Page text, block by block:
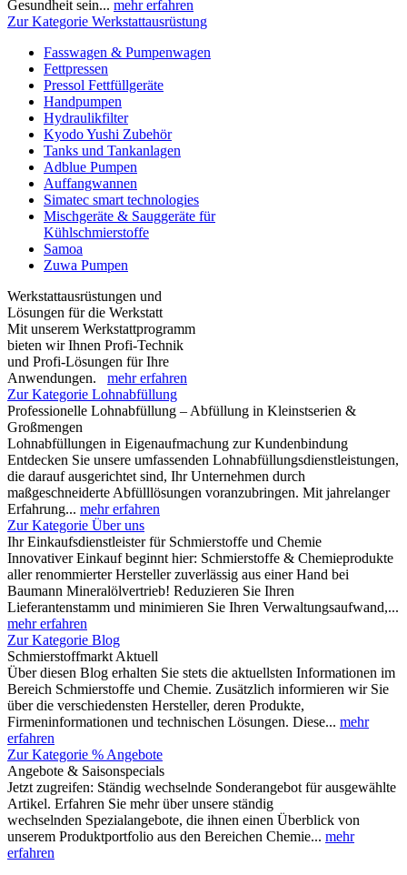
Gesundheit sein... mehr erfahren
Zur Kategorie Werkstattausrüstung
Fasswagen & Pumpenwagen
Fettpressen
Pressol Fettfüllgeräte
Handpumpen
Hydraulikfilter
Kyodo Yushi Zubehör
Tanks und Tankanlagen
Adblue Pumpen
Auffangwannen
Simatec smart technologies
Mischgeräte & Sauggeräte für
Kühlschmierstoffe
Samoa
Zuwa Pumpen
Werkstattausrüstungen und
Lösungen für die Werkstatt
Mit unserem Werkstattprogramm
bieten wir Ihnen Profi-Technik
und Profi-Lösungen für Ihre
Anwendungen. mehr erfahren
Zur Kategorie Lohnabfüllung
Professionelle Lohnabfüllung – Abfüllung in Kleinstserien &
Großmengen
Lohnabfüllungen in Eigenaufmachung zur Kundenbindung
Entdecken Sie unsere umfassenden Lohnabfüllungsdienstleistungen,
die darauf ausgerichtet sind, Ihr Unternehmen durch
maßgeschneiderte Abfülllösungen voranzubringen. Mit jahrelanger
Erfahrung... mehr erfahren
Zur Kategorie Über uns
Ihr Einkaufsdienstleister für Schmierstoffe und Chemie
Innovativer Einkauf beginnt hier: Schmierstoffe & Chemieprodukte
aller renommierter Hersteller zuverlässig aus einer Hand bei
Baumann Mineralölvertrieb! Reduzieren Sie Ihren
Lieferantenstamm und minimieren Sie Ihren Verwaltungsaufwand,...
mehr erfahren
Zur Kategorie Blog
Schmierstoffmarkt Aktuell
Über diesen Blog erhalten Sie stets die aktuellsten Informationen im
Bereich Schmierstoffe und Chemie. Zusätzlich informieren wir Sie
über die verschiedensten Hersteller, deren Produkte,
Firmeninformationen und technischen Lösungen. Diese... mehr
erfahren
Zur Kategorie % Angebote
Angebote & Saisonspecials
Jetzt zugreifen: Ständig wechselnde Sonderangebot für ausgewählte
Artikel. Erfahren Sie mehr über unsere ständig
wechselnden Spezialangebote, die ihnen einen Überblick von
unserem Produktportfolio aus den Bereichen Chemie... mehr
erfahren